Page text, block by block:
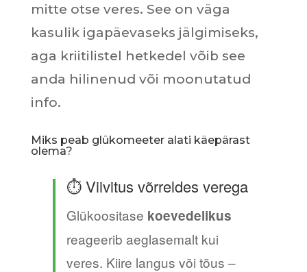
mitte otse veres. See on väga
kasulik igapäevaseks jälgimiseks,
aga kriitilistel hetkedel võib see
anda hilinenud või moonutatud
info.
Miks peab glükomeeter alati käepärast
olema?
⏱️ Viivitus võrreldes verega
Glükoositase koevedelikus
reageerib aeglasemalt kui
veres. Kiire langus või tõus –